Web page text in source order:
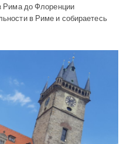
Рима до Флоренции
в Риме и собираетесь